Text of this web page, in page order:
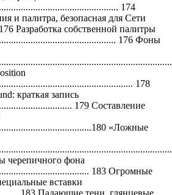
174
и палитра, безопасная для Сети
Разработка собственной палитры
176 Фоны
178
краткая запись
179 Составление
«Ложные
черепичного фона
183 Огромные
вставки
183 Падающие тени, глянцевые